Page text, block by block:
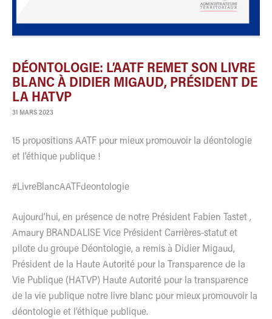
DÉONTOLOGIE: L’AATF REMET SON LIVRE
BLANC À DIDIER MIGAUD, PRÉSIDENT DE
LA HATVP
31 MARS 2023
15 propositions AATF pour mieux promouvoir la déontologie
et l’éthique publique !
#LivreBlancAATFdeontologie
Aujourd’hui, en présence de notre Président Fabien Tastet ,
Amaury BRANDALISE Vice Président Carrières-statut et
pilote du groupe Déontologie, a remis à Didier Migaud,
Président de la Haute Autorité pour la Transparence de la
Vie Publique (HATVP) Haute Autorité pour la transparence
de la vie publique notre livre blanc pour mieux promouvoir la
déontologie et l’éthique publique.